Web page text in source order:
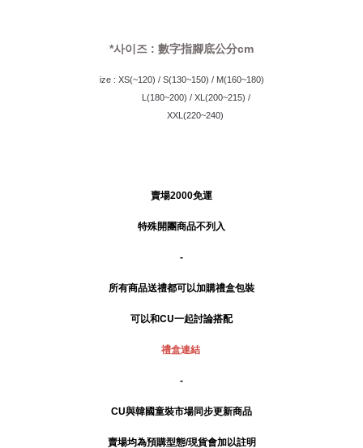
*사이즈 : 數字指腳底公分cm
ize : XS(~120) / S(130~150) / M(160~180)
L(180~200) / XL(200~215) /
XXL(220~240)
賣場2000免運
特殊開團商品不列入
-
所有商品送禮都可以加購禮盒包裝
可以和CU一起討論搭配
禮盒連結
-
CU與韓國童裝市場同步更新商品
賣場均為預購型態/現貨會加以註明